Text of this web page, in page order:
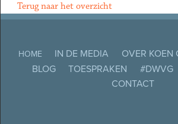
Terug naar het overzicht
HOME IN DE MEDIA OVER KOEN
BLOG
TOESPRAKEN #DWVG
CONTACT